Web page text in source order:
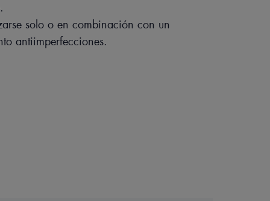
solo o en combinación con un
antiimperfecciones.